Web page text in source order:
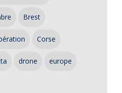
Brest
Corse
drone europe